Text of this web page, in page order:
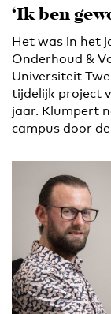
‘Ik ben
Het was in het
Onderhoud &
Universiteit
tijdelijk project
jaar. Klumpert
campus door